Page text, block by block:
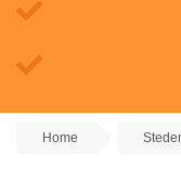
Home